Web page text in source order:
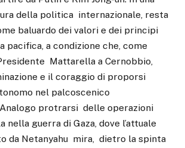
della politica internazionale, resta
baluardo dei valori e dei principi
pacifica, a condizione che, come
Mattarella a Cernobbio,
e il coraggio di proporsi
nel palcoscenico
protrarsi delle operazioni
guerra di Gaza, dove l’attuale
da Netanyahu mira, dietro la spinta